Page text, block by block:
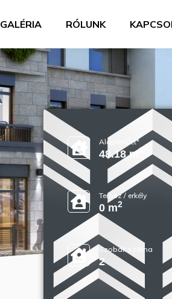
GALÉRIA RÓLUNK
Alapterület*
48.18 m 2
Terasz / erkély
0 m2
Szobák száma
2